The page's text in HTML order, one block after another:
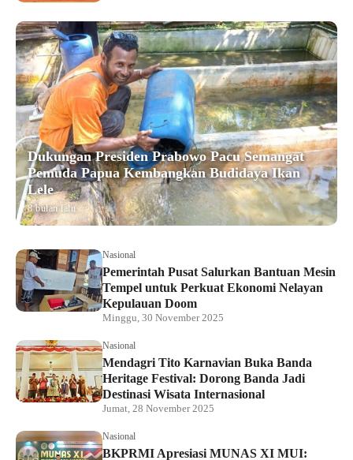
Dukungan Presiden Prabowo Pacu Semangat
Pemuda Papua Kembangkan Budidaya Ikan
Lele
8 bulan lalu
Nasional
Pemerintah Pusat Salurkan Bantuan Mesin
Tempel untuk Perkuat Ekonomi Nelayan
Kepulauan Doom
Minggu, 30 November 2025
Nasional
Mendagri Tito Karnavian Buka Banda
Heritage Festival: Dorong Banda Jadi
Destinasi Wisata Internasional
Jumat, 28 November 2025
Nasional
BKPRMI Apresiasi MUNAS XI MUI: